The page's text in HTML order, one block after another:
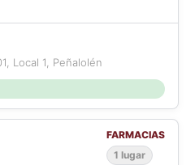
Local 1, Peñalolén
FARMACIAS
1 lugar